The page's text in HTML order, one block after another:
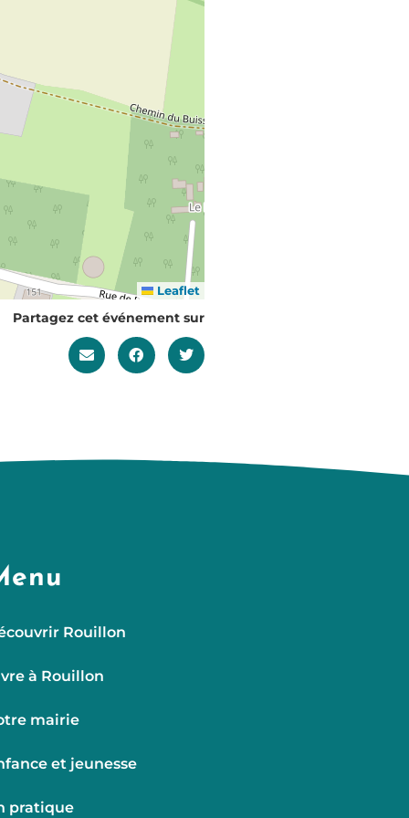
Leaflet
Partagez cet événement sur
Rouillon
à Rouillon
mairie
et jeunesse
pratique